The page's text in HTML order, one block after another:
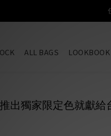
ALL BAGS LOOKBOOK
出獨家 限定色就獻給